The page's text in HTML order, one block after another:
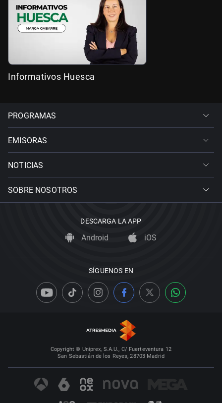
Informativos Huesca
PROGRAMAS
EMISORAS
NOTICIAS
SOBRE NOSOTROS
DESCARGA LA APP
Android iOS
SÍGUENOS EN
Copyright © Uniprex, S.A.U., C/ Fuerteventura 12
San Sebastián de los Reyes, 28703 Madrid